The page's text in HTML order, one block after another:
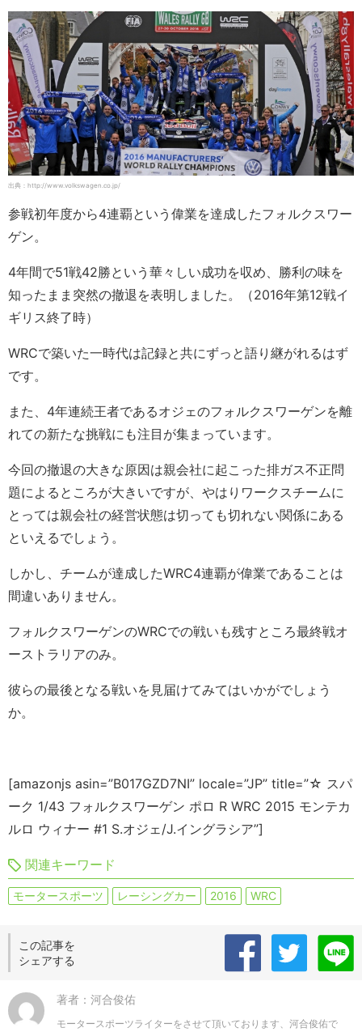
出典：http://www.volkswagen.co.jp/
参戦初年度から4連覇という偉業を達成したフォルクスワー
ゲン。
4年間で51戦42勝という華々しい成功を収め、勝利の味を
知ったまま突然の撤退を表明しました。（2016年第12戦イ
ギリス終了時）
WRCで築いた一時代は記録と共にずっと語り継がれるはず
です。
また、4年連続王者であるオジェのフォルクスワーゲンを離
れての新たな挑戦にも注目が集まっています。
今回の撤退の大きな原因は親会社に起こった排ガス不正問
題によるところが大きいですが、やはりワークスチームに
とっては親会社の経営状態は切っても切れない関係にある
といえるでしょう。
しかし、チームが達成したWRC4連覇が偉業であることは
間違いありません。
フォルクスワーゲンのWRCでの戦いも残すところ最終戦オ
ーストラリアのみ。
彼らの最後となる戦いを見届けてみてはいかがでしょう
か。
[amazonjs asin=”B017GZD7NI” locale=”JP” title=”☆ スパ
ーク 1/43 フォルクスワーゲン ポロ R WRC 2015 モンテカ
ルロ ウィナー #1 S.オジェ/J.イングラシア”]
関連キーワード
モータースポーツ レーシングカー 2016 WRC
この記事を
シェアする
著者：河合俊佑
モータースポーツライターをさせて頂いております、河合俊佑で